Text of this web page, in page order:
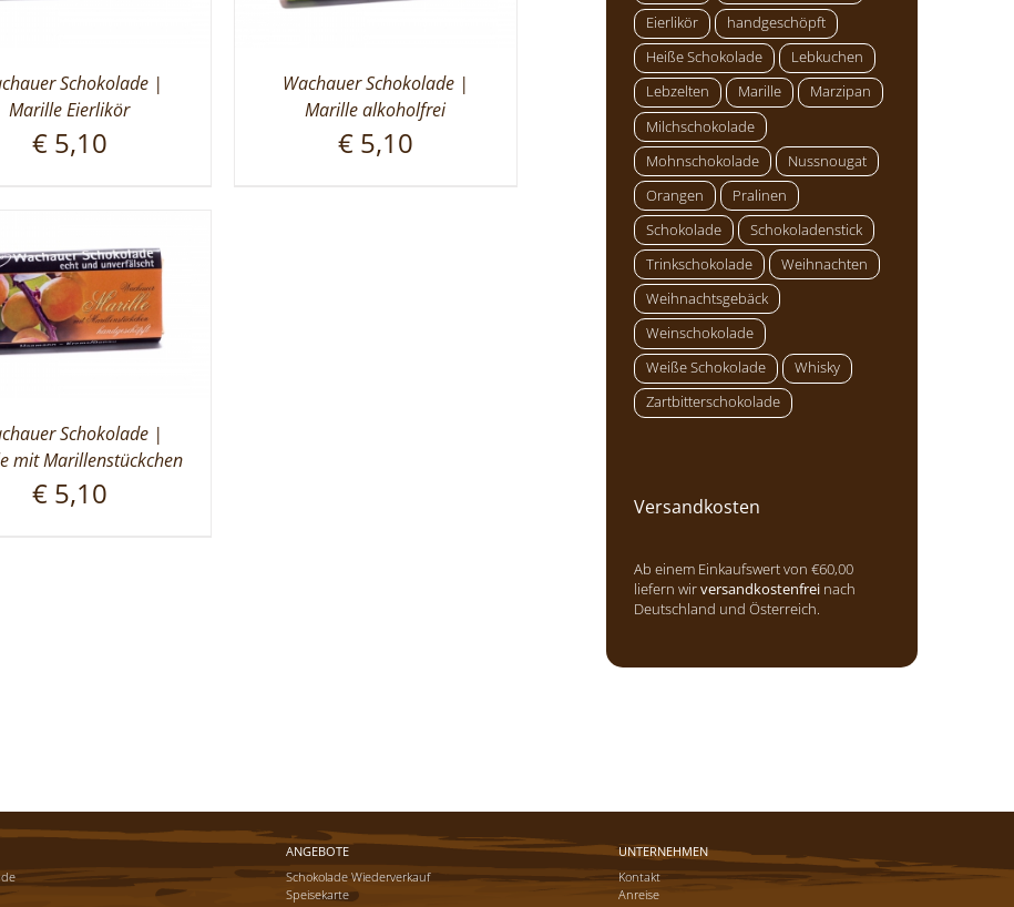
Schokolade |
Marille Eierlikör
€5,10
Wachauer Schokolade |
Marille alkoholfrei
€5,10
Schokolade |
mit Marillenstückchen
€5,10
Eierlikör
handgeschöpft
Heiße Schokolade
Lebkuchen
Lebzelten
Marille
Marzipan
Milchschokolade
Mohnschokolade
Nussnougat
Orangen
Pralinen
Schokolade
Schokoladenstick
Trinkschokolade
Weihnachten
Weihnachtsgebäck
Weinschokolade
Weiße Schokolade
Whisky
Zartbitterschokolade
Versandkosten
Ab einem Einkaufswert von €60,00
liefern wirversandkostenfrei nach
Deutschland und Österreich.
ANGEBOTE
Schokolade Wiederverkauf
Speisekarte
UNTERNEHMEN
Kontakt
Anreise